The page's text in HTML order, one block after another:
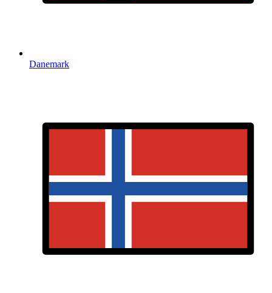
Danemark